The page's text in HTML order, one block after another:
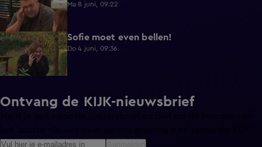
Ma 8 juni, 09:22
1:13 Sofie moet even bellen!
Do 4 juni, 09:36
Ontvang de KIJK-nieuwsbrief